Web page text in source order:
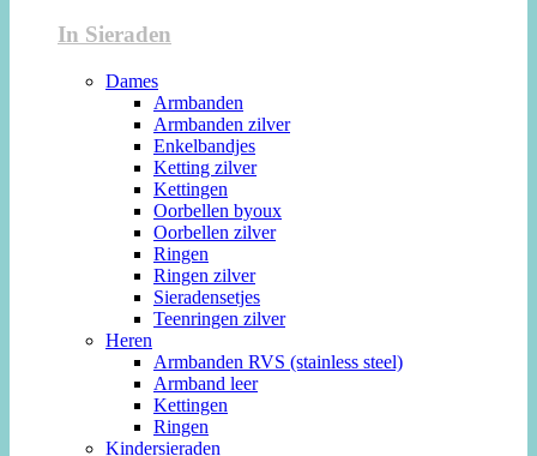
In Sieraden
Dames
Armbanden
Armbanden zilver
Enkelbandjes
Ketting zilver
Kettingen
Oorbellen byoux
Oorbellen zilver
Ringen
Ringen zilver
Sieradensetjes
Teenringen zilver
Heren
Armbanden RVS (stainless steel)
Armband leer
Kettingen
Ringen
Kindersieraden